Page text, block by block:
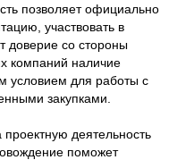
позволяет официально
участвовать в
доверие со стороны
компаний наличие
условием для работы с
закупками.
деятельность
поможет